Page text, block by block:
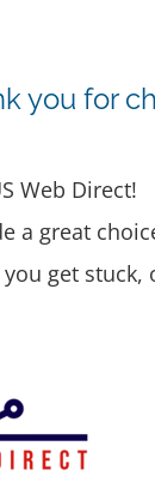
you for
Web Direct!
a great
get